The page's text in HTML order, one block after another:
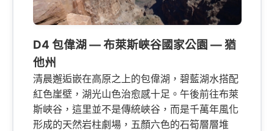
D4 包偉湖 — 布萊斯峽谷國家公園 — 猶
他州
清晨邂逅嵌在高原之上的包偉湖，碧藍湖水搭配
紅色崖壁，湖光山色治愈感十足。午後前往布萊
斯峽谷，這里並不是傳統峽谷，而是千萬年風化
形成的天然岩柱劇場，五顏六色的石筍層層堆